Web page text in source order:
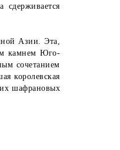
Азии. Эта,
камнем Юго-
сочетанием
королевская
шафрановых